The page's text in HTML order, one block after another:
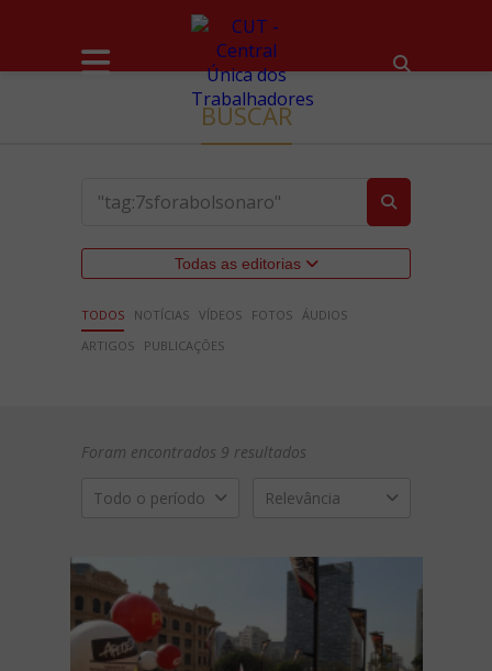
BUSCAR
Todas as editorias
TODOS NOTÍCIAS VÍDEOS FOTOS ÁUDIOS
ARTIGOS
PUBLICAÇÕES
Foram encontrados 9 resultados
Todo o período Relevância